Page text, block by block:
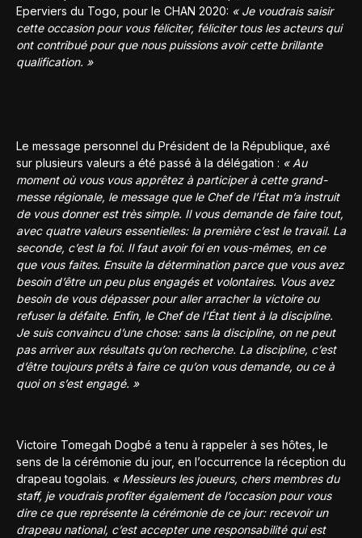
Eperviers du Togo, pour le CHAN 2020: « Je voudrais saisir
cette occasion pour vous féliciter, féliciter tous les acteurs qui
ont contribué pour que nous puissions avoir cette brillante
qualification. »
Le message personnel du Président de la République, axé
sur plusieurs valeurs a été passé à la délégation : « Au
moment où vous vous apprêtez à participer à cette grand-
messe régionale, le message que le Chef de l’État m’a instruit
de vous donner est très simple. Il vous demande de faire tout,
avec quatre valeurs essentielles: la première c’est le travail. La
seconde, c’est la foi. Il faut avoir foi en vous-mêmes, en ce
que vous faites. Ensuite la détermination parce que vous avez
besoin d’être un peu plus engagés et volontaires. Vous avez
besoin de vous dépasser pour aller arracher la victoire ou
refuser la défaite. Enfin, le Chef de l’État tient à la discipline.
Je suis convaincu d’une chose: sans la discipline, on ne peut
pas arriver aux résultats qu’on recherche. La discipline, c’est
d’être toujours prêts à faire ce qu’on vous demande, ou ce à
quoi on s’est engagé. »
Victoire Tomegah Dogbé a tenu à rappeler à ses hôtes, le
sens de la cérémonie du jour, en l’occurrence la réception du
drapeau togolais. « Messieurs les joueurs, chers membres du
staff, je voudrais profiter également de l’occasion pour vous
dire ce que représente la cérémonie de ce jour: recevoir un
drapeau national, c’est accepter une responsabilité qui est